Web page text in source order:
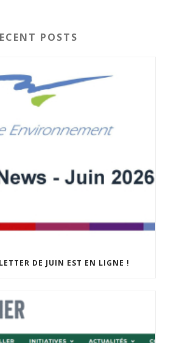
POSTS
DE JUIN EST EN LIGNE !